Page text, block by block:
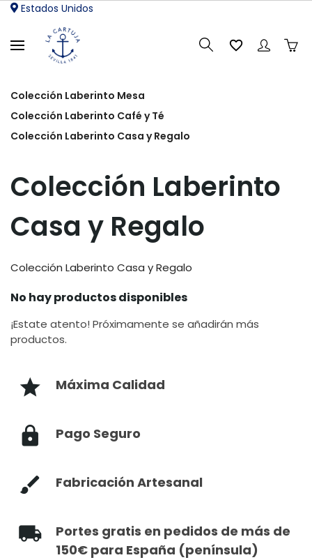
Estados Unidos

Colección Laberinto Mesa
Colección Laberinto Café y Té
Colección Laberinto Casa y Regalo
Colección Laberinto
Casa y Regalo
Colección Laberinto Casa y Regalo
No hay productos disponibles
¡Estate atento! Próximamente se añadirán más
productos.
Máxima Calidad
Pago Seguro
Fabricación Artesanal
Portes gratis en pedidos de más de
150€ para España (península)